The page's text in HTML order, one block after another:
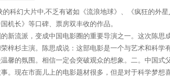
的科幻大片中,不乏有诸如《流浪地球》、《疯狂的外
机长》等口碑、票房双丰收的作品。
新流派，变成中国电影圈的重要导演之一。这次陈思
梓杉主演。陈思成说：这部电影是一个与艺术和科学
馨的氛围。相信一定会突破观众的想象。二。中国式
。现在市面儿上的电影题材很多，但是对于科学梦想